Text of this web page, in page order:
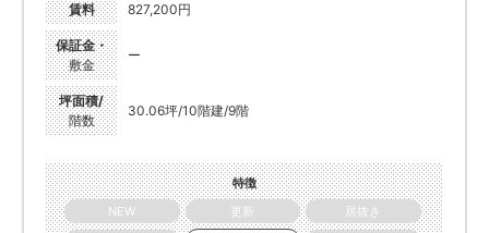
賃料 827,200円
保証金・
敷金
ー
坪面積/
階数
30.06坪/10階建/9階
特徴
NEW
更新
居抜き